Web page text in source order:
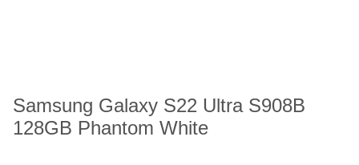
Samsung Galaxy S22 Ultra S908B
128GB Phantom White